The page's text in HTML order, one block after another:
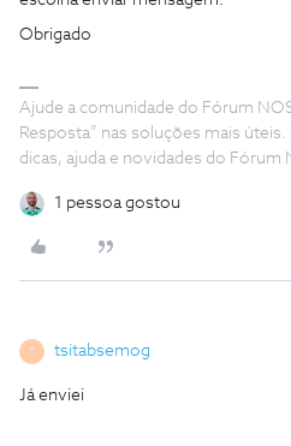
Obrigado
Ajude a comunidade do Fórum
Resposta” nas soluções mais
dicas, ajuda e novidades do Fórum
1 pessoa gostou
T tsitabsemog
Já enviei